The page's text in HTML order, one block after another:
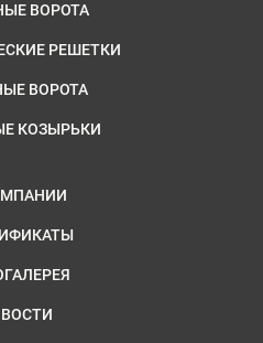
ВОРОТА
РЕШЕТКИ
ВОРОТА
КОЗЫРЬКИ